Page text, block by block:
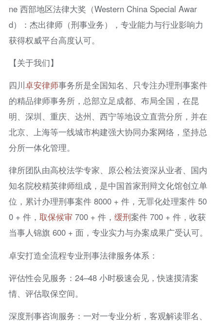
ne 西部地区法律大奖（Western China Special Awar
d）：杰出律师（刑事业务），专业能力与行业影响力
获得权威平台高度认可。
【关于我们】
四川卓安律师事务所是全国知名、只专注办理刑事案件
的精品律师事务所，总部立足成都、布局全国，在昆
明、深圳、重庆、达州、西宁等地设立直营分所，并在
北京、上海等一线城市构建强大协同办案网络，坚持总
分所一体化管理。
律所团队由高校法学专家、原公检法资深从业者、国内
知名院校精英律师组成，是中国首家刑辩文化馆创立单
位，累计办理刑事案件 8000 + 件，无罪化处理案件 50
0 + 件， 取保候审 700 + 件， 缓刑案件 700 + 件，收获
当事人锦旗 600 + 面，专业实力与办案成果广受认可。
卓安打造全流程专业刑事法律服务体系：
评估性会见服务：24–48 小时极速会见，快速摸清案
情、评估取保空间。
深度刑事咨询服务：一对一专业分析，客观解读罪名、